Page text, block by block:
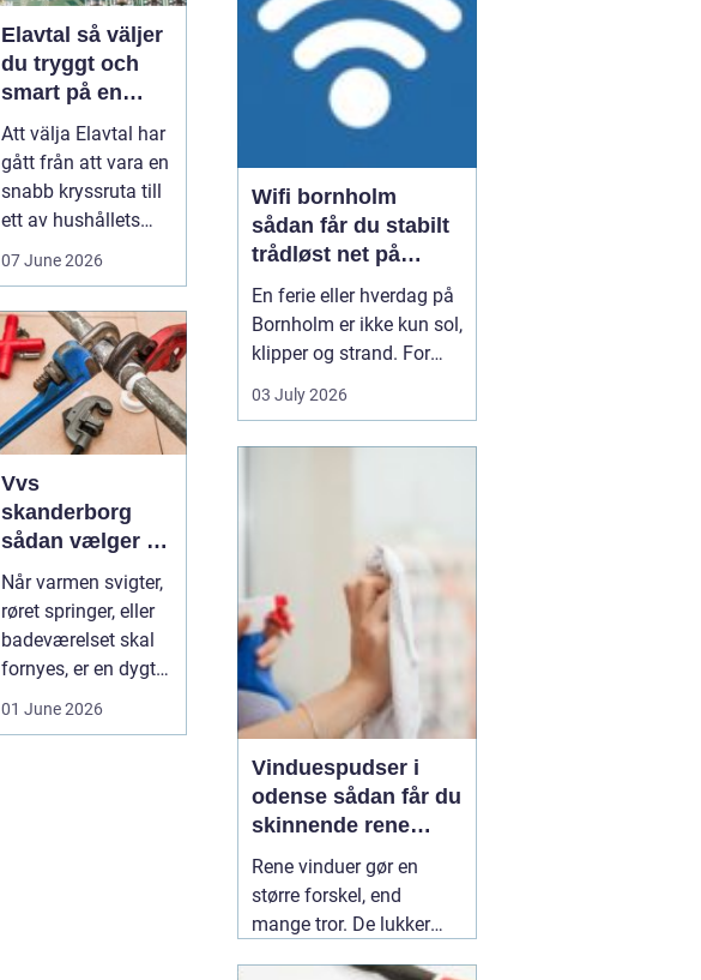
Elavtal så väljer
du tryggt och
smart på en
rörlig elmarknad
Att välja Elavtal har
gått från att vara en
snabb kryssruta till
ett av hushållets
07 June 2026
Vvs
skanderborg
sådan vælger du
den rigtige
installatør
Når varmen svigter,
røret springer, eller
badeværelset skal
fornyes, er en dygtig
01 June 2026
som ellers ville gå til
spil...
Wifi bornholm
sådan får du stabilt
trådløst net på
klippeøen
En ferie eller hverdag på
Bornholm er ikke kun sol,
klipper og strand. For
mange er en stabil
internetforbindelse
sommerhuset eller driver
en mindre virksomhed...
03 July 2026
Vinduespudser i
odense sådan får du
skinnende rene
ruder året rundt
Rene vinduer gør en
større forskel, end
mange tror. De lukker